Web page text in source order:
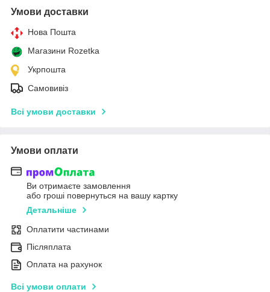
Умови доставки
Нова Пошта
Магазини Rozetka
Укрпошта
Самовивіз
Всі умови доставки
Умови оплати
Ви отримаєте замовлення
або гроші повернуться на вашу картку
Детальніше
Оплатити частинами
Післяплата
Оплата на рахунок
Всі умови оплати